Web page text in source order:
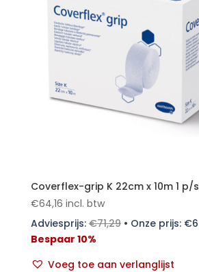
Coverflex-grip K 22cm x 10m 1 p/s
€64,16 incl. btw
Adviesprijs:€71,29• Onze prijs: €
Bespaar 10%
Voeg toe aan verlanglijst